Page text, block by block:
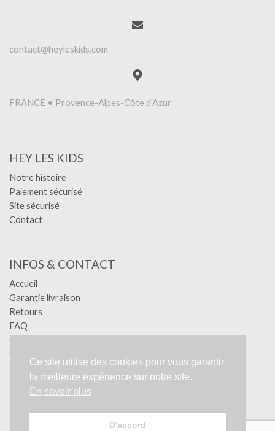
contact@heyleskids.com
FRANCE • Provence-Alpes-Côte d'Azur
HEY LES KIDS
Notre histoire
Paiement sécurisé
Site sécurisé
Contact
INFOS & CONTACT
Accueil
Garantie livraison
Retours
FAQ
Confidentialité
Conditions générales
Mentions légales
RGPD
Création YA-GRAPHIC - Tous droits réservés.
Ce site utilise des cookies pour vous garantir
la meilleure expérience sur notre site.
En savoir plus
D'accord